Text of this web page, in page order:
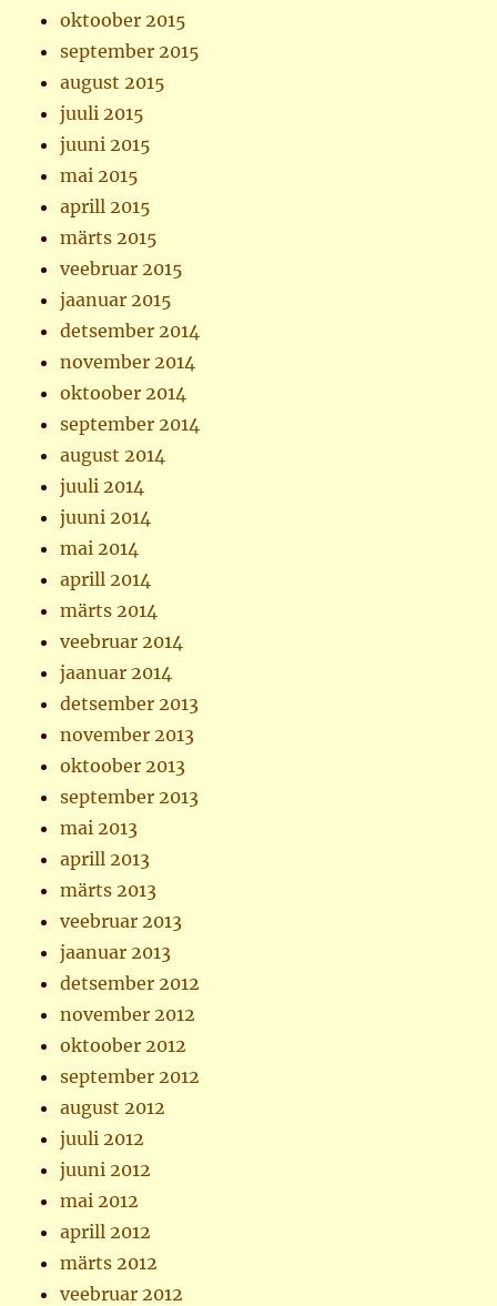
oktoober 2015
september 2015
august 2015
juuli 2015
juuni 2015
mai 2015
aprill 2015
märts 2015
veebruar 2015
jaanuar 2015
detsember 2014
november 2014
oktoober 2014
september 2014
august 2014
juuli 2014
juuni 2014
mai 2014
aprill 2014
märts 2014
veebruar 2014
jaanuar 2014
detsember 2013
november 2013
oktoober 2013
september 2013
mai 2013
aprill 2013
märts 2013
veebruar 2013
jaanuar 2013
detsember 2012
november 2012
oktoober 2012
september 2012
august 2012
juuli 2012
juuni 2012
mai 2012
aprill 2012
märts 2012
veebruar 2012